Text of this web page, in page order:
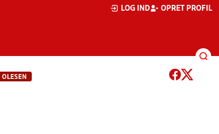
LOG IND OPRET PROFIL